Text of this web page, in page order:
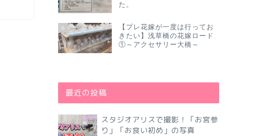
た。
6
【プレ花嫁が一度は行ってお
きたい】浅草橋の花嫁ロード
①～アクセサリー大橋～
最近の投稿
スタジオアリスで撮影！「お宮参
り」「お食い初め」の写真